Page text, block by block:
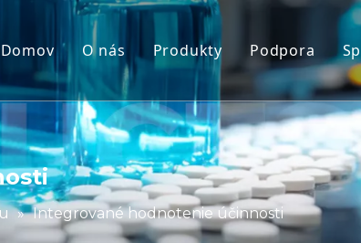
Domov O nás Produkty
Modely nehumánnych
Zvieracie modely hlodavcov
Modely ľudského tkaniva
Integrované hodnotenie
Podpora
servis
Stiahnuť
FAQ
Ohlasy
» Integrované hodnotenie účinnosti